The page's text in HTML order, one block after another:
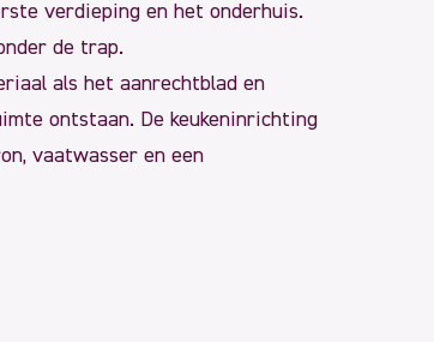
verdieping en het onderhuis.
de trap.
als het aanrechtblad en
ontstaan. De keukeninrichting
vaatwasser en een